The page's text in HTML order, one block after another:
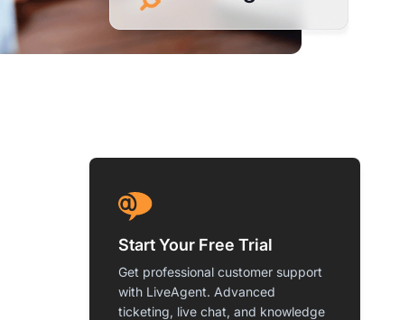
Start Your Free Trial
Get professional customer support
with LiveAgent. Advanced
ticketing, live chat, and knowledge